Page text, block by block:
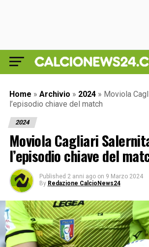
Home » Archivio » 2024 » Moviola
l’episodio chiave del match
2024
Moviola Cagliari
l’episodio chiave del
Published 2 anni ago on 9 Marzo 2024
By Redazione CalcioNews24